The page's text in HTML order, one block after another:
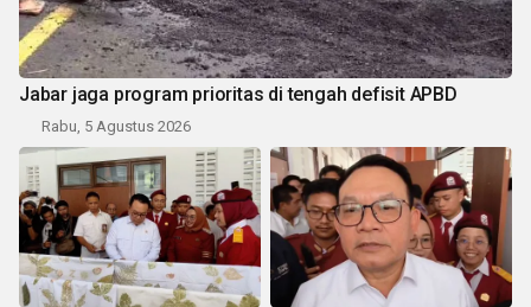
Jabar jaga program prioritas di tengah defisit APBD
Rabu, 5 Agustus 2026